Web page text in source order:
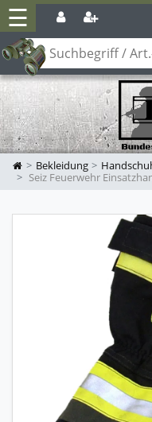
☰
Bekleidung
Seiz Feuerwehr